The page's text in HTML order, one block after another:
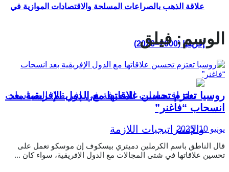
علاقة الذهب بالصراعات المسلحة والاقتصادات الموازية في
إفريقيا (2000–2026)
الوسم:فيلق
روسيا تعتزم تحسين علاقاتها مع الدول الإفريقية بعد
انسحاب “فاغنر”
يونيو 10, 2025
قال الناطق باسم الكرملين دميتري بيسكوف إن موسكو تعمل على
تحسين علاقاتها في شتى المجالات مع الدول الإفريقية، سواء كان ...